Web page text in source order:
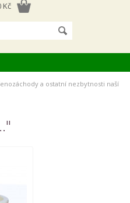
Kč
a ostatní nezbytnosti naší